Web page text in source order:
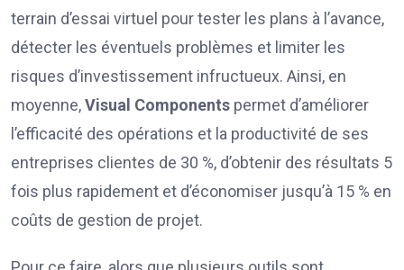
terrain d’essai virtuel pour tester les plans à l’avance,
détecter les éventuels problèmes et limiter les
risques d’investissement infructueux. Ainsi, en
moyenne,Visual Components permet d’améliorer
l’efficacité des opérations et la productivité de ses
entreprises clientes de 30 %, d’obtenir des résultats 5
fois plus rapidement et d’économiser jusqu’à 15 % en
coûts de gestion de projet.